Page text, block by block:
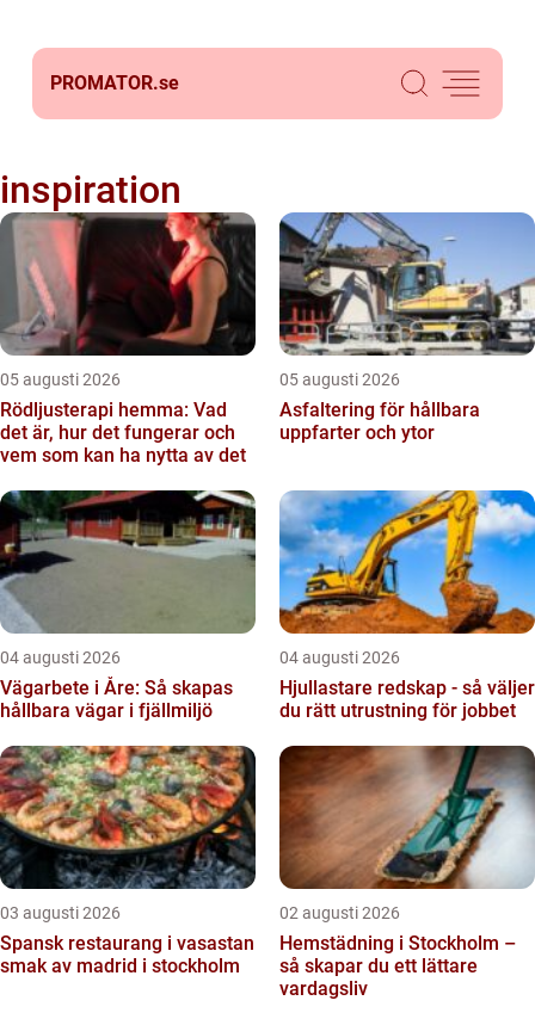
PROMATOR.se
inspiration
05 augusti 2026
Rödljusterapi hemma: Vad
det är, hur det fungerar och
vem som kan ha nytta av det
05 augusti 2026
Asfaltering för hållbara
uppfarter och ytor
04 augusti 2026
Vägarbete i Åre: Så skapas
hållbara vägar i fjällmiljö
04 augusti 2026
Hjullastare redskap - så väljer
du rätt utrustning för jobbet
03 augusti 2026
Spansk restaurang i vasastan
smak av madrid i stockholm
02 augusti 2026
Hemstädning i Stockholm –
så skapar du ett lättare
vardagsliv